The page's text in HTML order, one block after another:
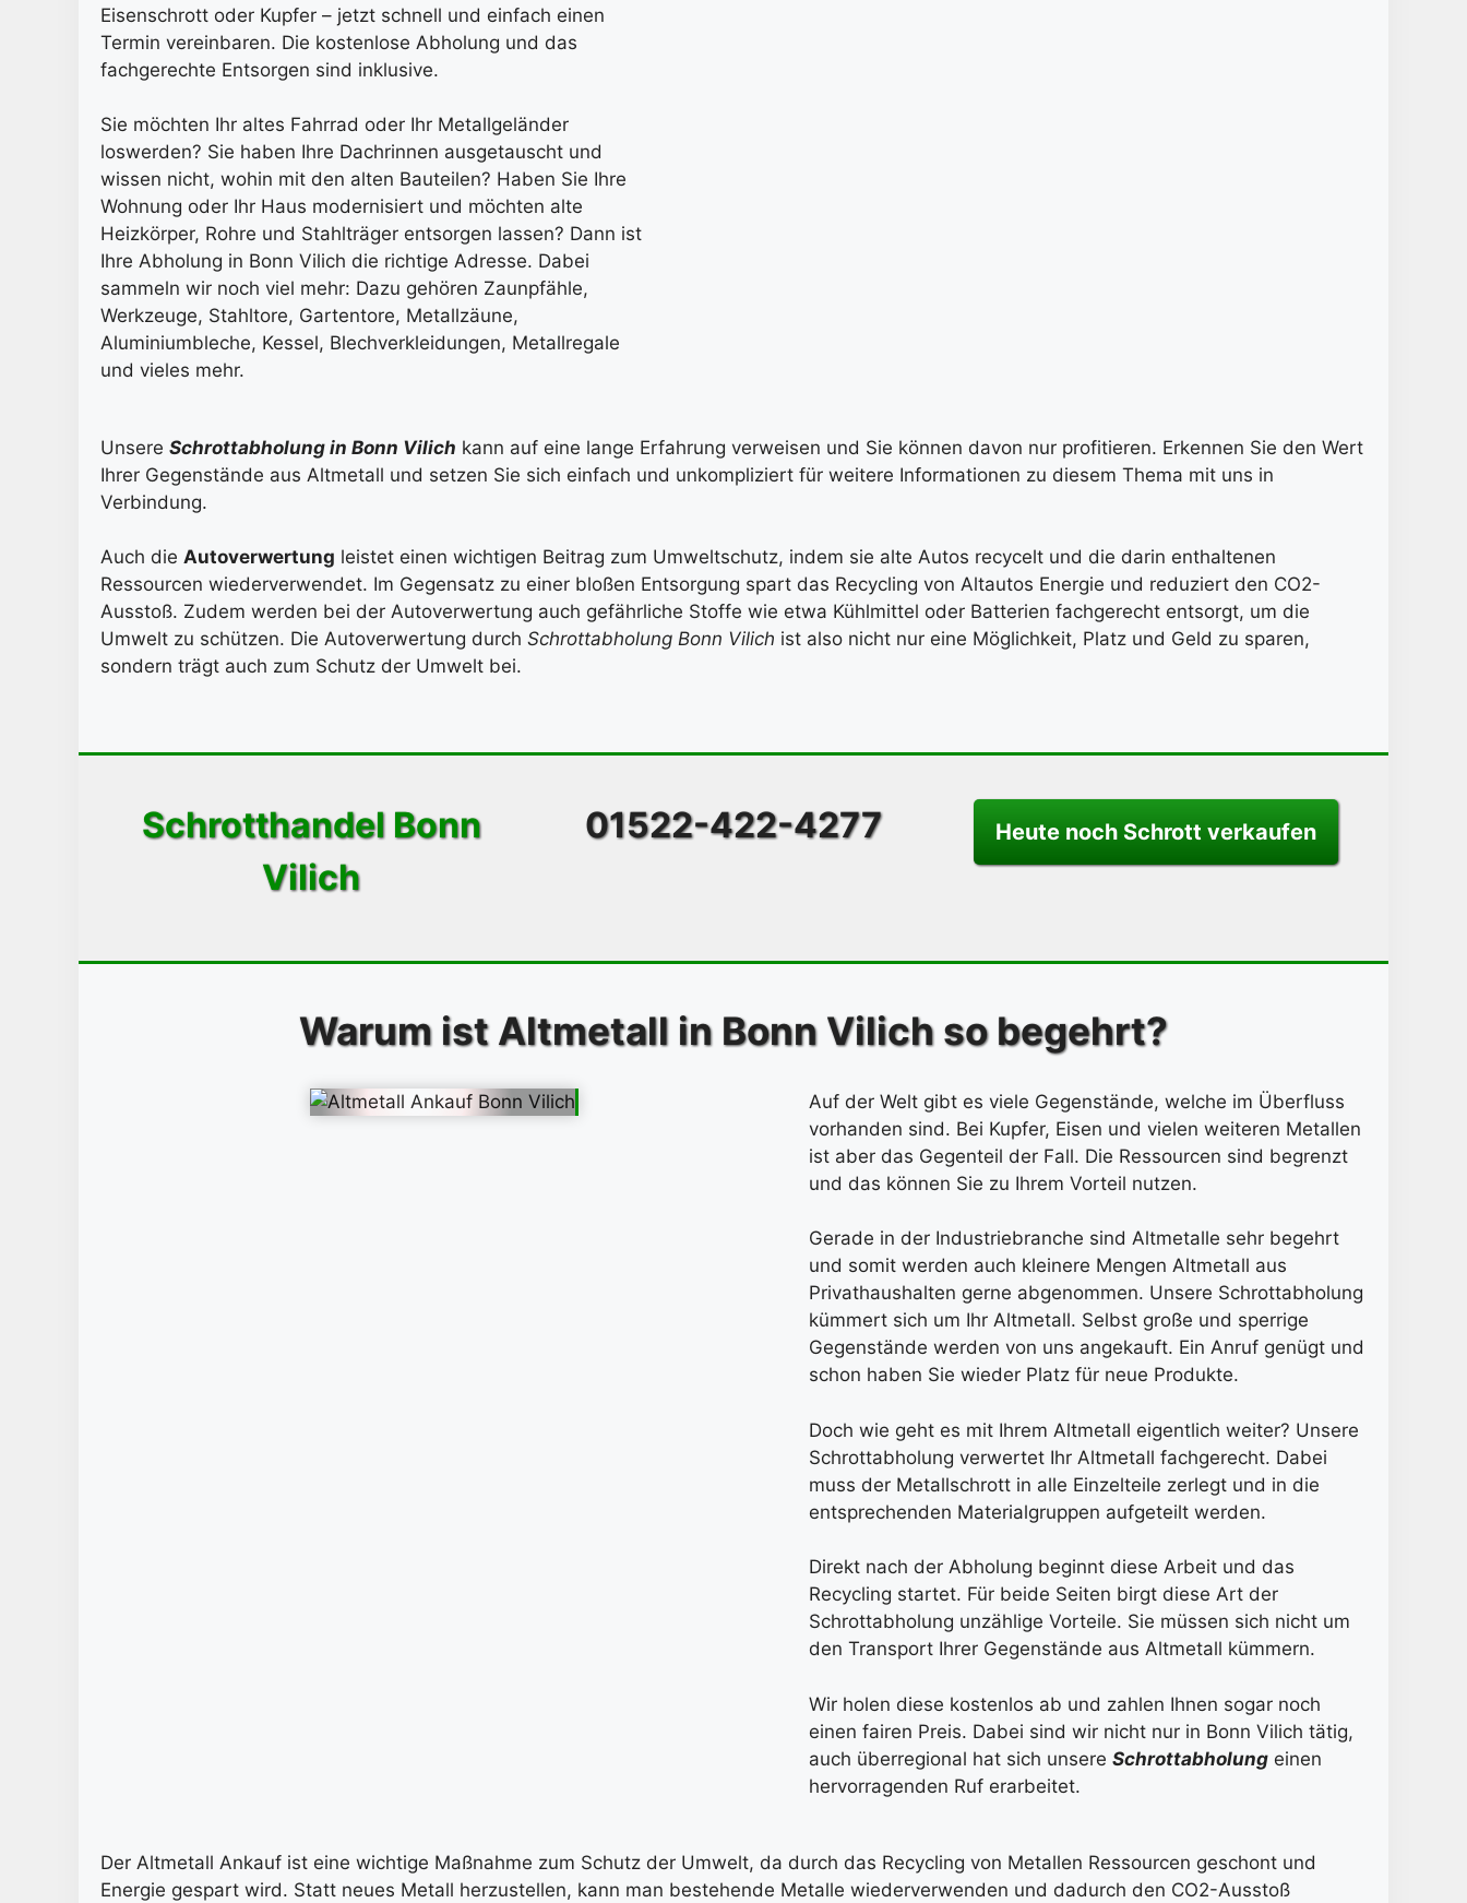
Eisenschrott oder Kupfer – jetzt schnell und einfach einen
Termin vereinbaren. Die kostenlose Abholung und das
fachgerechte Entsorgen sind inklusive.
Sie möchten Ihr altes Fahrrad oder Ihr Metallgeländer
loswerden? Sie haben Ihre Dachrinnen ausgetauscht und
wissen nicht, wohin mit den alten Bauteilen? Haben Sie Ihre
Wohnung oder Ihr Haus modernisiert und möchten alte
Heizkörper, Rohre und Stahlträger entsorgen lassen? Dann ist
Ihre Abholung in Bonn Vilich die richtige Adresse. Dabei
sammeln wir noch viel mehr: Dazu gehören Zaunpfähle,
Werkzeuge, Stahltore, Gartentore, Metallzäune,
Aluminiumbleche, Kessel, Blechverkleidungen, Metallregale
und vieles mehr.
Unsere Schrottabholung in Bonn Vilich kann auf eine lange Erfahrung verweisen und Sie können davon nur profitieren. Erkennen Sie den Wert
Ihrer Gegenstände aus Altmetall und setzen Sie sich einfach und unkompliziert für weitere Informationen zu diesem Thema mit uns in
Verbindung.
Auch die Autoverwertung leistet einen wichtigen Beitrag zum Umweltschutz, indem sie alte Autos recycelt und die darin enthaltenen
Ressourcen wiederverwendet. Im Gegensatz zu einer bloßen Entsorgung spart das Recycling von Altautos Energie und reduziert den CO2-
Ausstoß. Zudem werden bei der Autoverwertung auch gefährliche Stoffe wie etwa Kühlmittel oder Batterien fachgerecht entsorgt, um die
Umwelt zu schützen. Die Autoverwertung durch Schrottabholung Bonn Vilich ist also nicht nur eine Möglichkeit, Platz und Geld zu sparen,
sondern trägt auch zum Schutz der Umwelt bei.
Schrotthandel Bonn
Vilich
01522-422-4277 Heute noch Schrott verkaufen
Warum ist Altmetall in Bonn Vilich so begehrt?
Auf der Welt gibt es viele Gegenstände, welche im Überfluss
vorhanden sind. Bei Kupfer, Eisen und vielen weiteren Metallen
ist aber das Gegenteil der Fall. Die Ressourcen sind begrenzt
und das können Sie zu Ihrem Vorteil nutzen.
Gerade in der Industriebranche sind Altmetalle sehr begehrt
und somit werden auch kleinere Mengen Altmetall aus
Privathaushalten gerne abgenommen. Unsere Schrottabholung
kümmert sich um Ihr Altmetall. Selbst große und sperrige
Gegenstände werden von uns angekauft. Ein Anruf genügt und
schon haben Sie wieder Platz für neue Produkte.
Doch wie geht es mit Ihrem Altmetall eigentlich weiter? Unsere
Schrottabholung verwertet Ihr Altmetall fachgerecht. Dabei
muss der Metallschrott in alle Einzelteile zerlegt und in die
entsprechenden Materialgruppen aufgeteilt werden.
Direkt nach der Abholung beginnt diese Arbeit und das
Recycling startet. Für beide Seiten birgt diese Art der
Schrottabholung unzählige Vorteile. Sie müssen sich nicht um
den Transport Ihrer Gegenstände aus Altmetall kümmern.
Wir holen diese kostenlos ab und zahlen Ihnen sogar noch
einen fairen Preis. Dabei sind wir nicht nur in Bonn Vilich tätig,
auch überregional hat sich unsere Schrottabholung einen
hervorragenden Ruf erarbeitet.
Der Altmetall Ankauf ist eine wichtige Maßnahme zum Schutz der Umwelt, da durch das Recycling von Metallen Ressourcen geschont und
Energie gespart wird. Statt neues Metall herzustellen, kann man bestehende Metalle wiederverwenden und dadurch den CO2-Ausstoß